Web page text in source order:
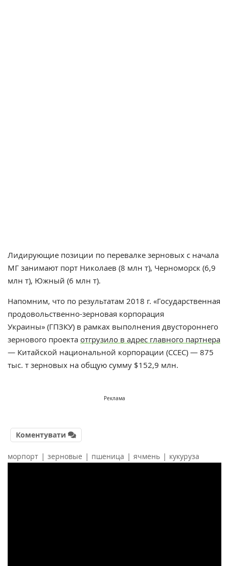
Лидирующие позиции по перевалке зерновых с начала
МГ занимают порт Николаев (8 млн т), Черноморск (6,9
млн т), Южный (6 млн т).
Напомним, что по результатам 2018 г. «Государственная
продовольственно-зерновая корпорация
Украины» (ГПЗКУ) в рамках выполнения двустороннего
зернового проекта отгрузило в адрес главного партнера
— Китайской национальной корпорации (ССЕС) — 875
тыс. т зерновых на общую сумму $152,9 млн.
Реклама
Коментувати
морпорт | зерновые | пшеница | ячмень | кукуруза